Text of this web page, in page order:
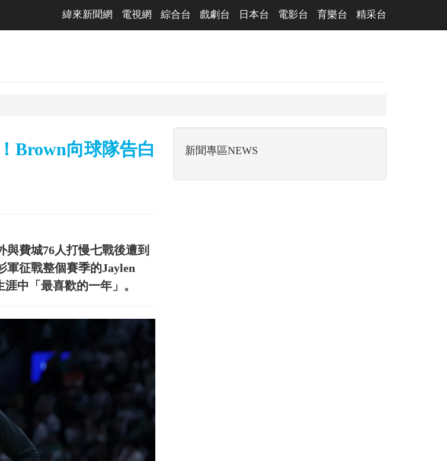
緯來新聞網 電視網 綜合台 戲劇台 日本台 電影台 育樂台 精采台
Brown向球隊告白
費城76人打慢七戰後遭到
軍征戰整個賽季的Jaylen
中「最喜歡的一年」。
新聞專區NEWS